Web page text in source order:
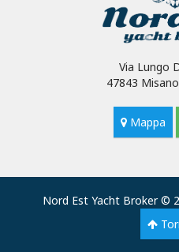
Via Lungo
47843
Mappa
Nord Est Yacht Broker ©